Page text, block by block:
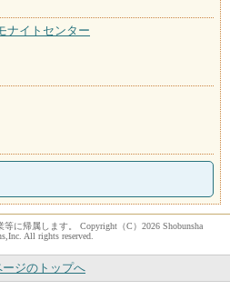
ナイトセンター
に帰属します。 Copyright（C）2026 Shobunsha
All rights reserved.
ージのトップへ